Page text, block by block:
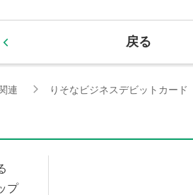
戻る
連 りそなビジネスデビットカード
プ